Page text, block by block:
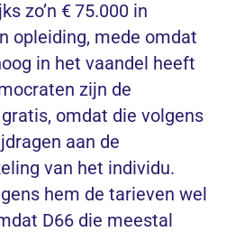
zo’n € 75.000 in
opleiding, mede omdat
in het vaandel heeft
zijn de
omdat die volgens
aan de
van het individu.
hem de tarieven wel
D66 die meestal